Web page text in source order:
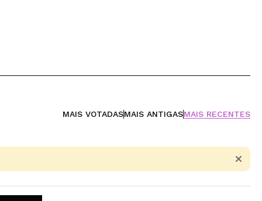
MAIS VOTADASMAIS ANTIGASMAIS RECENTES